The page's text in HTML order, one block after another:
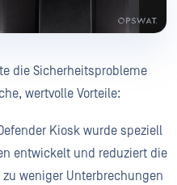
die Sicherheitsprobleme
wertvolle Vorteile:
Kiosk wurde speziell
entwickelt und reduziert die
weniger Unterbrechungen